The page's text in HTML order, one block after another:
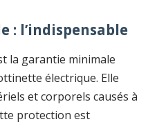
: l’indispensable
la garantie minimale
électrique. Elle
et corporels causés à
protection est